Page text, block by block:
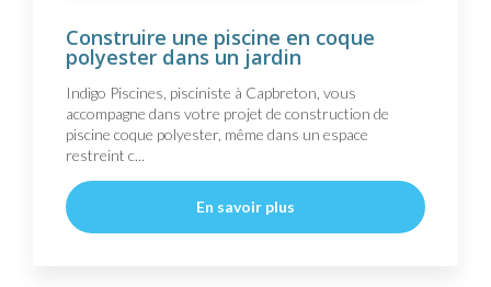
Construire une piscine en coque
polyester dans un jardin
Indigo Piscines, pisciniste à Capbreton, vous
accompagne dans votre projet de construction de
piscine coque polyester, même dans un espace
restreint c...
En savoir plus